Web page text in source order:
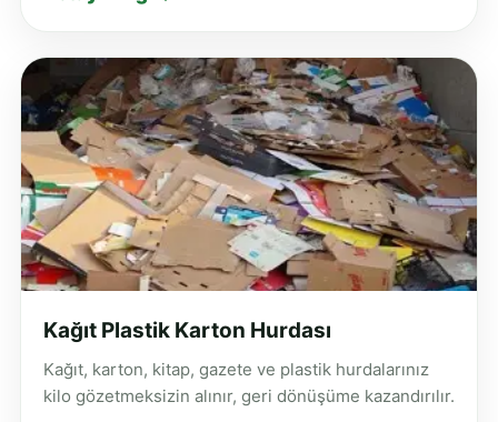
Kağıt Plastik Karton Hurdası
Kağıt, karton, kitap, gazete ve plastik hurdalarınız
kilo gözetmeksizin alınır, geri dönüşüme kazandırılır.